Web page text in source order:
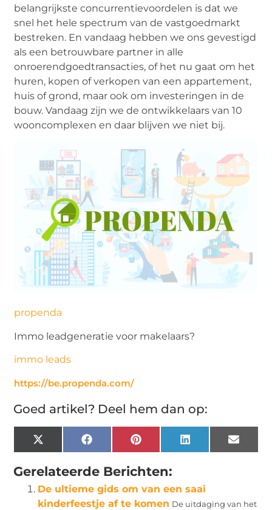
belangrijkste concurrentievoordelen is dat we
snel het hele spectrum van de vastgoedmarkt
bestreken. En vandaag hebben we ons gevestigd
als een betrouwbare partner in alle
onroerendgoedtransacties, of het nu gaat om het
huren, kopen of verkopen van een appartement,
huis of grond, maar ook om investeringen in de
bouw. Vandaag zijn we de ontwikkelaars van 10
wooncomplexen en daar blijven we niet bij.
propenda
Immo leadgeneratie voor makelaars?
immo leads
https://be.propenda.com/
Goed artikel? Deel hem dan op:
X
(Twitter)
FacebookPinterest LinkedIn Email
Gerelateerde Berichten:
De ultieme gids om van een saai
kinderfeestje af te komen De uitdaging van het